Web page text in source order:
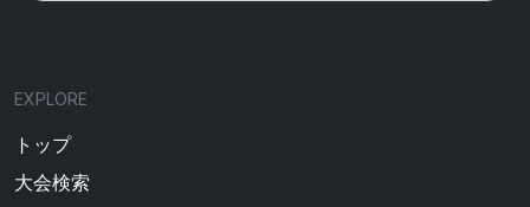
EXPLORE
トップ
大会検索